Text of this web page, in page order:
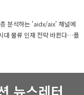
분석하는 'aidx/aix' 채널에
대 물류 인재 전략 바뀐다…플
뉴스레터